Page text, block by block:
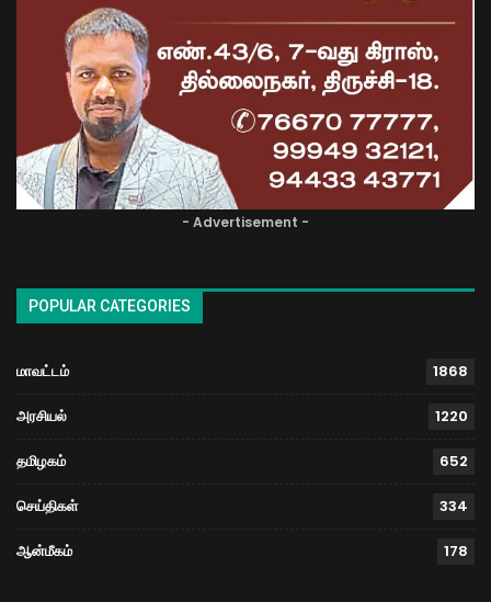
- Advertisement -
POPULAR CATEGORIES
மாவட்டம் 1868
அரசியல் 1220
தமிழகம் 652
செய்திகள் 334
ஆன்மீகம் 178